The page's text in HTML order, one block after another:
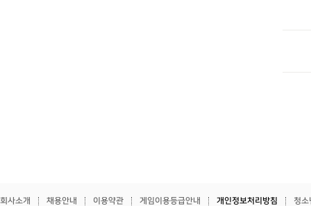
회사소개 채용안내 이용약관 게임이용등급안내 개인정보처리방침 청소